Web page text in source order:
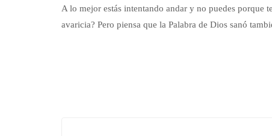
A lo mejor estás intentando andar y no puedes porque
avaricia? Pero piensa que la Palabra de Dios sanó